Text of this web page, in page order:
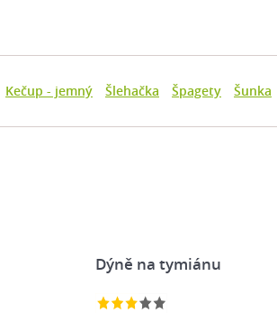
Kečup - jemný Šlehačka Špagety Šunka
Dýně na tymiánu